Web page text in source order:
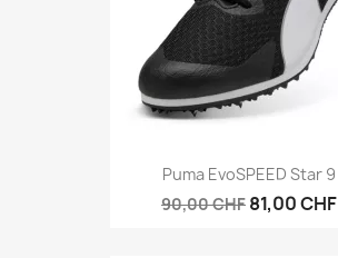
Puma EvoSPEED Star 9
90,00 CHF 81,00 CHF